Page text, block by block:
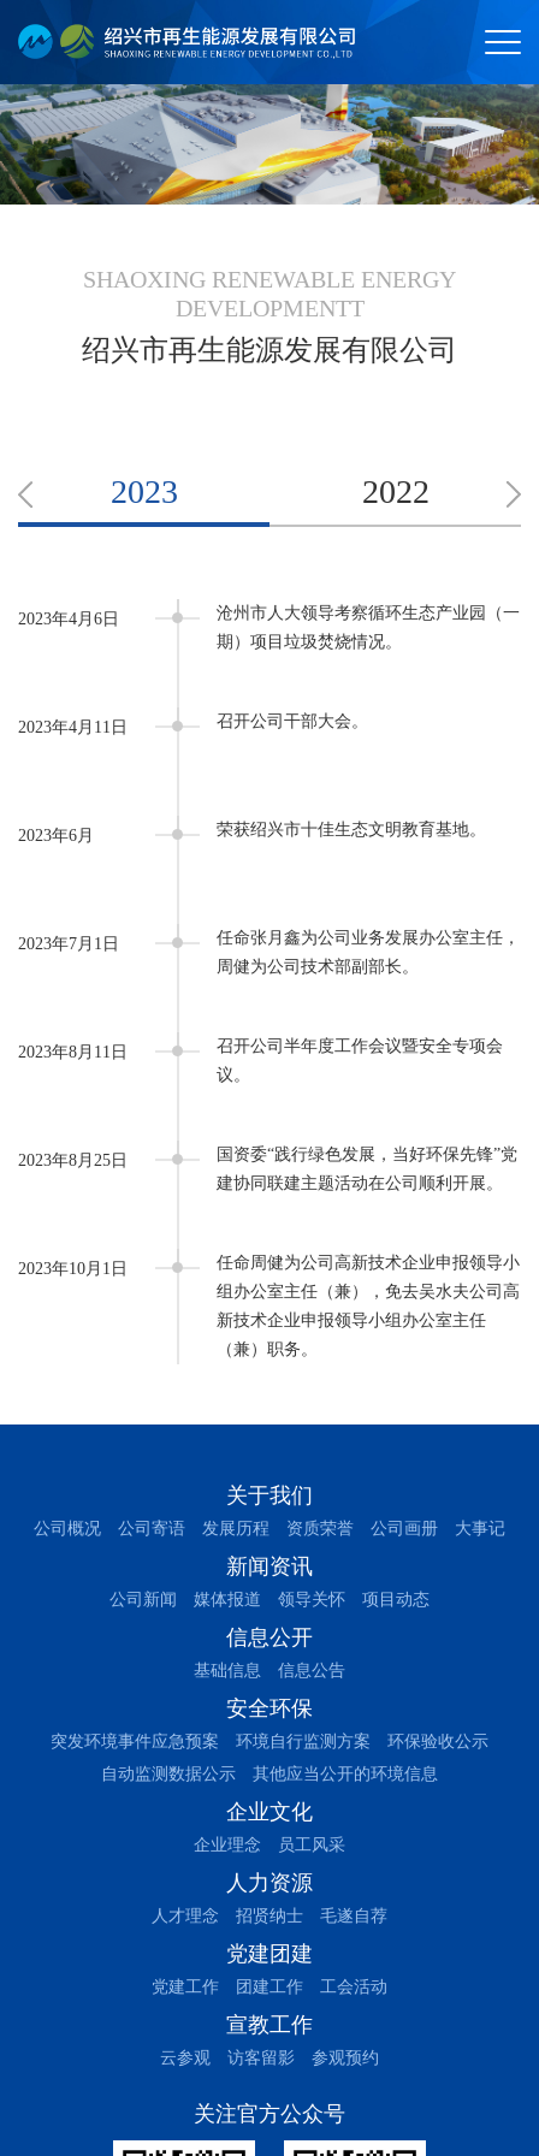
SHAOXING RENEWABLE ENERGY
DEVELOPMENTT
绍兴市再生能源发展有限公司
2023 2022
2023年4月6日
沧州市人大领导考察循环生态产业园（一
期）项目垃圾焚烧情况。
2023年4月11日 召开公司干部大会。
2023年6月 荣获绍兴市十佳生态文明教育基地。
2023年7月1日
任命张月鑫为公司业务发展办公室主任，
周健为公司技术部副部长。
2023年8月11日
召开公司半年度工作会议暨安全专项会
议。
2023年8月25日
国资委“践行绿色发展，当好环保先锋”党
建协同联建主题活动在公司顺利开展。
2023年10月1日
任命周健为公司高新技术企业申报领导小
组办公室主任（兼），免去吴水夫公司高
新技术企业申报领导小组办公室主任
（兼）职务。
关于我们
公司概况 公司寄语 发展历程 资质荣誉 公司画册 大事记
新闻资讯
公司新闻 媒体报道 领导关怀 项目动态
信息公开
基础信息 信息公告
安全环保
突发环境事件应急预案 环境自行监测方案
环保验收公示
自动监测数据公示
其他应当公开的环境信息
企业文化
企业理念 员工风采
人力资源
人才理念 招贤纳士 毛遂自荐
党建团建
党建工作 团建工作 工会活动
宣教工作
云参观 访客留影 参观预约
关注官方公众号